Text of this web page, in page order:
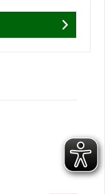
-